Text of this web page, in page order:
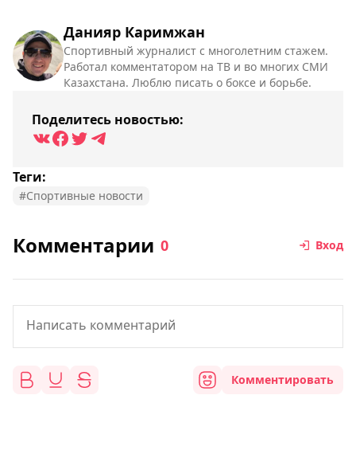
Данияр Каримжан
Спортивный журналист с многолетним стажем.
Работал комментатором на ТВ и во многих СМИ
Казахстана. Люблю писать о боксе и борьбе.
Поделитесь новостью:
Теги:
#Спортивные новости
Комментарии 0 Вход
Комментировать